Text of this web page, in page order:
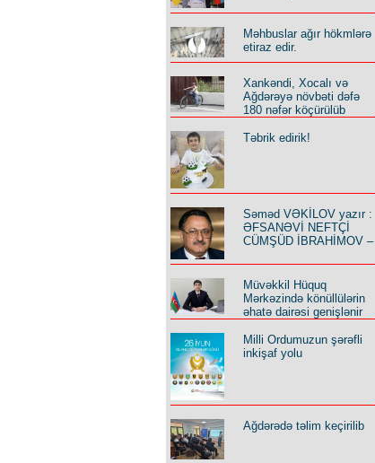
Məhbuslar ağır hökmlərə
etiraz edir.
Xankəndi, Xocalı və
Ağdərəyə növbəti dəfə
180 nəfər köçürülüb
Təbrik edirik!
Səməd VƏKİLOV yazır :
ƏFSANƏVİ NEFTÇİ
CÜMŞÜD İBRAHİMOV –
Müvəkkil Hüquq
Mərkəzində könüllülərin
əhatə dairəsi genişlənir
Milli Ordumuzun şərəfli
inkişaf yolu
Ağdərədə təlim keçirilib